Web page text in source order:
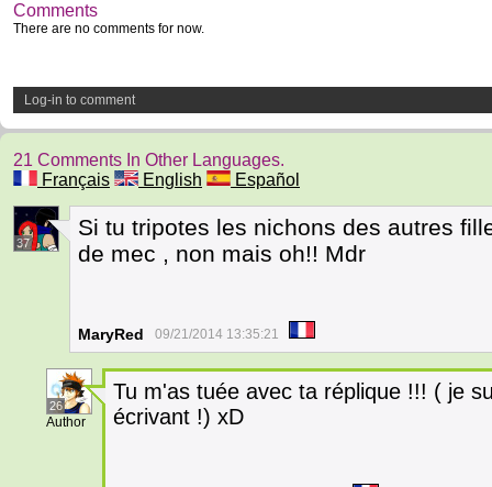
Comments
There are no comments for now.
Log-in to comment
21 Comments In Other Languages.
Français
English Español
37
Si tu tripotes les nichons des autres
de mec , non mais oh!! Mdr
MaryRed 09/21/2014 13:35:21
26
Author
Tu m'as tuée avec ta réplique !!! ( je
écrivant !) xD